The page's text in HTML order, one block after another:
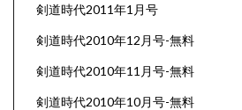
剣道時代2011年1月号
剣道時代2010年12月号-無料
剣道時代2010年11月号-無料
剣道時代2010年10月号-無料